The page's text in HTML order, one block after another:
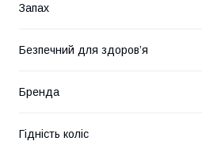
Запах
Безпечний для здоров’я
Бренда
Гідність коліс